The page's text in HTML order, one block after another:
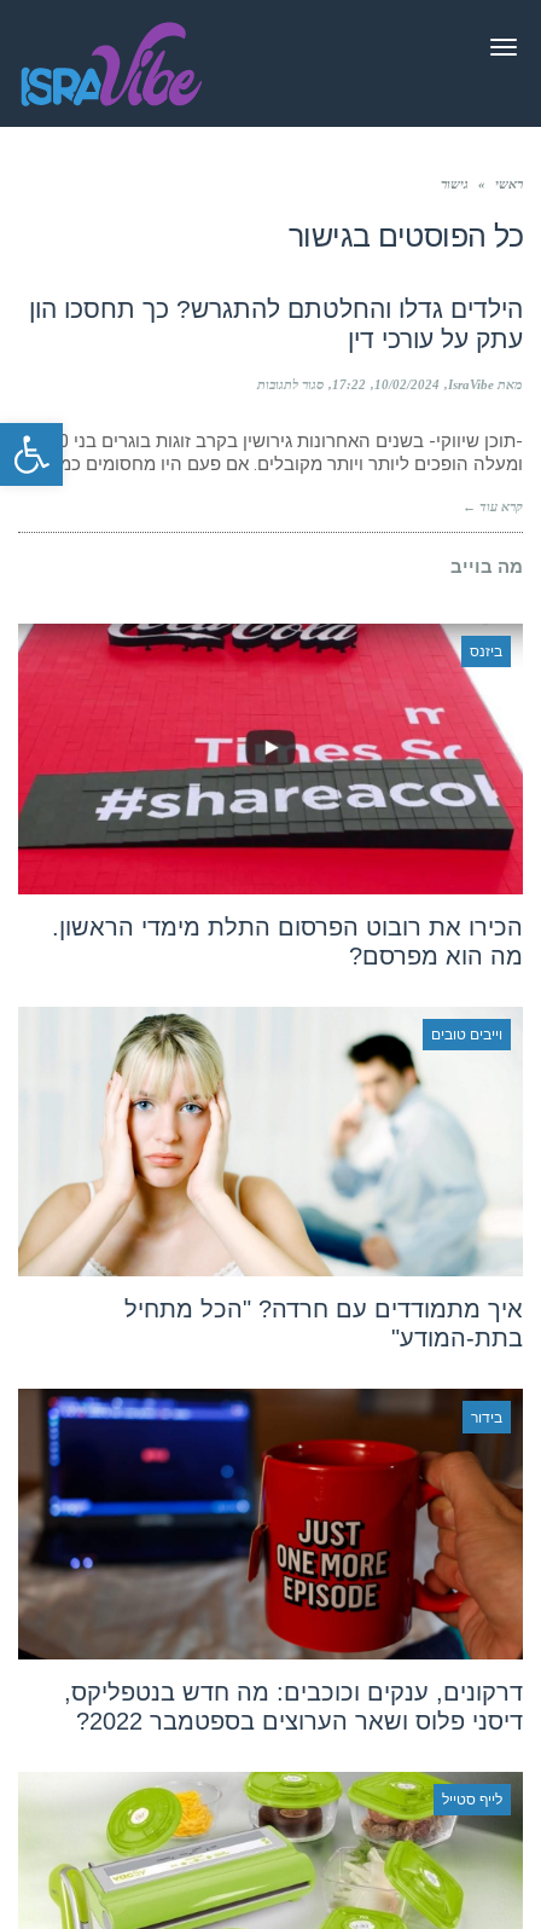
תפריט
ראשי » גישור
כל הפוסטים בגישור
הילדים גדלו והחלטתם להתגרש? כך תחסכו הון
עתק על עורכי דין
מאת IsraVibe 10/02/2024
17:22 סגור לתגובות
והחלטתם
להתגרש?
עתק
-תוכן שיווקי- בשנים האחרונות גירושין בקרב זוגות בוגרים בני 50
ומעלה הופכים ליותר ויותר מקובלים. אם פעם היו מחסומים כמו
קרא עוד ←
מה בוייב
ביזנס
הכירו את רובוט הפרסום התלת מימדי הראשון.
מה הוא מפרסם?
וייבים טובים
איך מתמודדים עם חרדה? "הכל מתחיל
בתת-המודע"
בידור
דרקונים, ענקים וכוכבים: מה חדש בנטפליקס,
דיסני פלוס ושאר הערוצים בספטמבר 2022?
לייף סטייל
פתח